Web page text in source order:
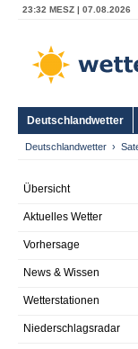
23:32 MESZ | 07.08.2026
Deutschlandwetter
Deutschlandwetter
Übersicht
Aktuelles Wetter
Vorhersage
News & Wissen
Wetterstationen
Niederschlagsradar